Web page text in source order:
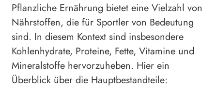
Pflanzliche Ernährung bietet eine Vielzahl von
Nährstoffen, die für Sportler von Bedeutung
sind. In diesem Kontext sind insbesondere
Kohlenhydrate, Proteine, Fette, Vitamine und
Mineralstoffe hervorzuheben. Hier ein
Überblick über die Hauptbestandteile: